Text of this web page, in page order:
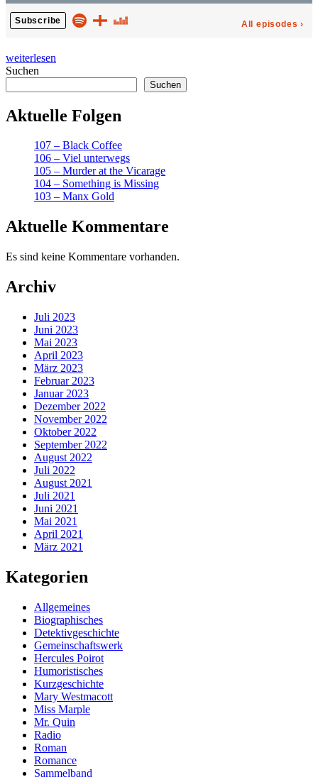
„10
–
Adventure
of
the
weiterlesen
Suchen
Suchen
Aktuelle Folgen
107 – Black Coffee
106 – Viel unterwegs
105 – Murder at the Vicarage
104 – Something is Missing
103 – Manx Gold
Aktuelle Kommentare
Es sind keine Kommentare vorhanden.
Archiv
Juli 2023
Juni 2023
Mai 2023
April 2023
März 2023
Februar 2023
Januar 2023
Dezember 2022
November 2022
Oktober 2022
September 2022
August 2022
Juli 2022
August 2021
Juli 2021
Juni 2021
Mai 2021
April 2021
März 2021
Kategorien
Allgemeines
Biographisches
Detektivgeschichte
Gemeinschaftswerk
Hercules Poirot
Humoristisches
Kurzgeschichte
Mary Westmacott
Miss Marple
Mr. Quin
Radio
Roman
Romance
Sammelband